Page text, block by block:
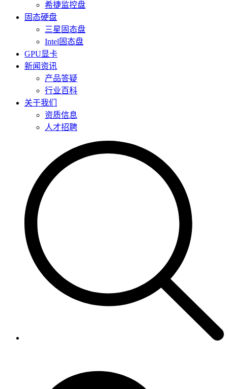
希捷监控盘
固态硬盘
三星固态盘
Intel固态盘
GPU显卡
新闻资讯
产品答疑
行业百科
关于我们
资质信息
人才招聘